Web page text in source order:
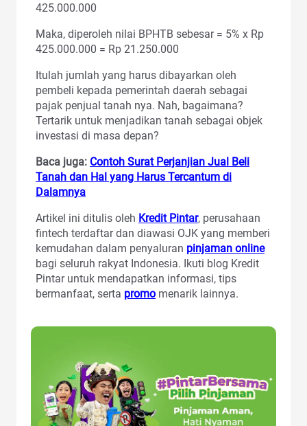
425.000.000
Maka, diperoleh nilai BPHTB sebesar = 5% x Rp
425.000.000 = Rp 21.250.000
Itulah jumlah yang harus dibayarkan oleh
pembeli kepada pemerintah daerah sebagai
pajak penjual tanah nya. Nah, bagaimana?
Tertarik untuk menjadikan tanah sebagai objek
investasi di masa depan?
Baca juga: Contoh Surat Perjanjian Jual Beli
Tanah dan Hal yang Harus Tercantum di
Dalamnya
Artikel ini ditulis oleh Kredit Pintar, perusahaan
fintech terdaftar dan diawasi OJK yang memberi
kemudahan dalam penyaluran pinjaman online
bagi seluruh rakyat Indonesia. Ikuti blog Kredit
Pintar untuk mendapatkan informasi, tips
bermanfaat, serta promo menarik lainnya.